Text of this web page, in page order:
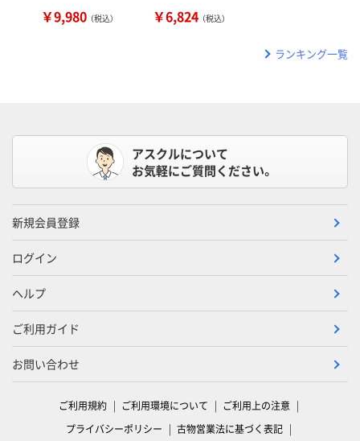
￥9,980 （税込） ￥6,824 （税込）
ランキング一覧
アスクルについて
お気軽にご質問ください。
新規会員登録
ログイン
ヘルプ
ご利用ガイド
お問い合わせ
ご利用規約 ご利用環境について
ご利用上の注意
プライバシーポリシー
古物営業法に基づく表記